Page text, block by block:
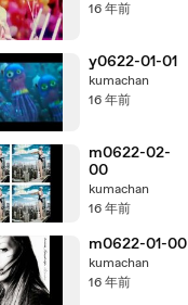
16 年前
y0622-01-01
kumachan
16 年前
m0622-02-
00
kumachan
16 年前
m0622-01-00
kumachan
16 年前